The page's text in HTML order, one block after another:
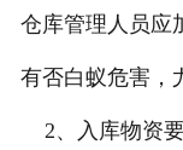
仓库管理人员应
有否白蚁危害，
2、入库物资